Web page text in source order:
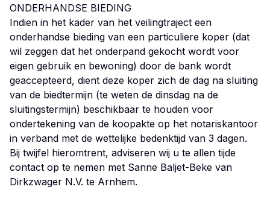
ONDERHANDSE BIEDING
Indien in het kader van het veilingtraject een
onderhandse bieding van een particuliere koper (dat
wil zeggen dat het onderpand gekocht wordt voor
eigen gebruik en bewoning) door de bank wordt
geaccepteerd, dient deze koper zich de dag na sluiting
van de biedtermijn (te weten de dinsdag na de
sluitingstermijn) beschikbaar te houden voor
ondertekening van de koopakte op het notariskantoor
in verband met de wettelijke bedenktijd van 3 dagen.
Bij twijfel hieromtrent, adviseren wij u te allen tijde
contact op te nemen met Sanne Baljet-Beke van
Dirkzwager N.V. te Arnhem.